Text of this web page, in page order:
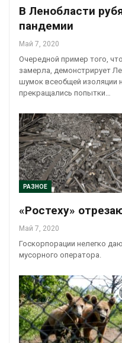
В Ленобласти
пандемии
Май 7, 2020
Очередной пример того,
замерла, демонстрирует
шумок всеобщей изоляции
прекращались попытки…
РАЗНОЕ
«Ростеху»
Май 7, 2020
Госкорпорации нелегко
мусорного оператора.